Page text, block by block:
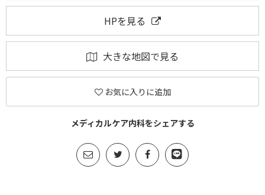
HPを見る
大きな地図で見る
お気に入りに追加
メディカルケア内科をシェアする